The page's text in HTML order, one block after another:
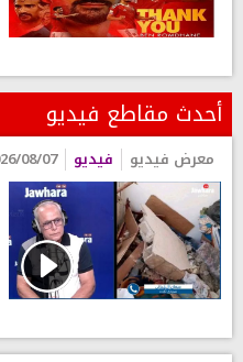
أحدث مقاطع فيديو
معرض فيديو فيديو 08/07 09:50